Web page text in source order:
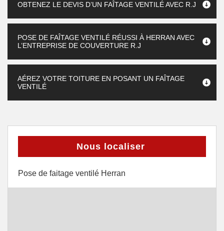
OBTENEZ LE DEVIS D’UN FAÎTAGE VENTILÉ AVEC R.J
POSE DE FAÎTAGE VENTILÉ RÉUSSI À HERRAN AVEC
L’ENTREPRISE DE COUVERTURE R.J
AÉREZ VOTRE TOITURE EN POSANT UN FAÎTAGE
VENTILÉ
Nous localiser
Pose de faitage ventilé Herran